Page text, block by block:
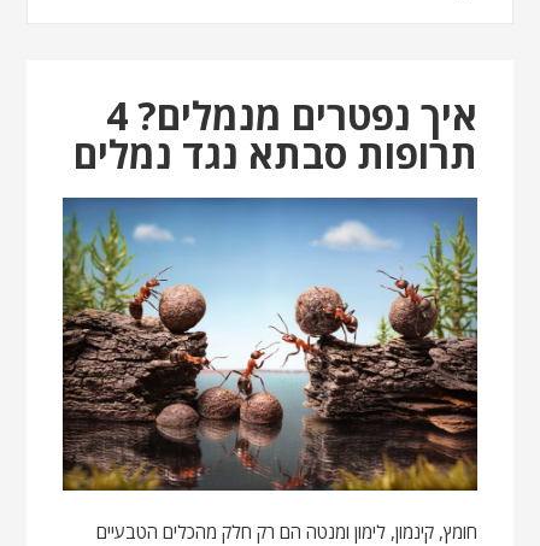
איך נפטרים מנמלים? 4
תרופות סבתא נגד נמלים
חומץ, קינמון, לימון ומנטה הם רק חלק מהכלים הטבעיים